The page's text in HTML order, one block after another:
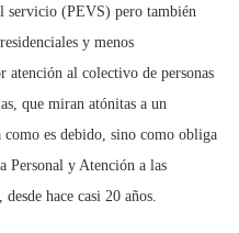
servicio (PEVS) pero también
y menos
atención al colectivo de personas
que miran atónitas a un
como es debido, sino como obliga
Personal y Atención a las
hace casi 20 años.